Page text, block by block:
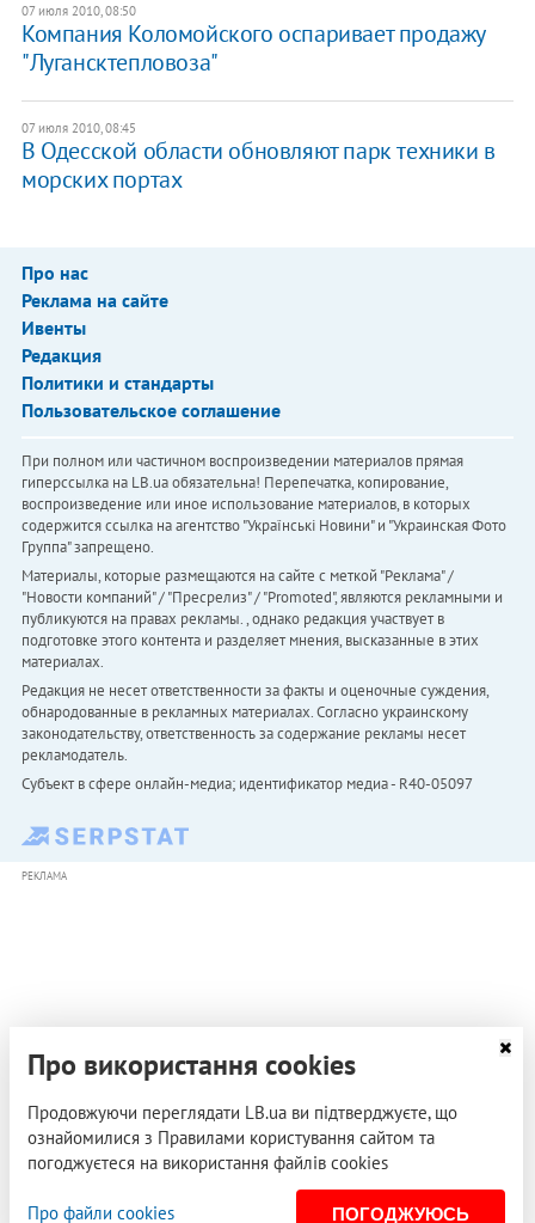
07 июля 2010, 08:50
Компания Коломойского оспаривает продажу
"Лугансктепловоза"
07 июля 2010, 08:45
В Одесской области обновляют парк техники в
морских портах
Про нас
Реклама на сайте
Ивенты
Редакция
Политики и стандарты
Пользовательское соглашение
При полном или частичном воспроизведении материалов прямая
гиперссылка на LB.ua обязательна! Перепечатка, копирование,
воспроизведение или иное использование материалов, в которых
содержится ссылка на агентство "Українськi Новини" и "Украинская Фото
Группа" запрещено.
Материалы, которые размещаются на сайте с меткой "Реклама" /
"Новости компаний" / "Пресрелиз" / "Promoted", являются рекламными и
публикуются на правах рекламы. , однако редакция участвует в
подготовке этого контента и разделяет мнения, высказанные в этих
материалах.
Редакция не несет ответственности за факты и оценочные суждения,
обнародованные в рекламных материалах. Согласно украинскому
законодательству, ответственность за содержание рекламы несет
рекламодатель.
Субъект в сфере онлайн-медиа; идентификатор медиа - R40-05097
РЕКЛАМА
Про використання cookies
Продовжуючи переглядати LB.ua ви підтверджуєте, що
ознайомилися з Правилами користування сайтом та
погоджуєтеся на використання файлів cookies
Про файли cookies ПОГОДЖУЮСЬ